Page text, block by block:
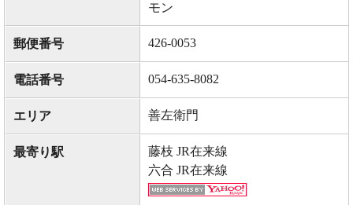
モン
郵便番号 426-0053
電話番号 054-635-8082
エリア 善左衛門
最寄り駅
藤枝 JR在来線
六合 JR在来線